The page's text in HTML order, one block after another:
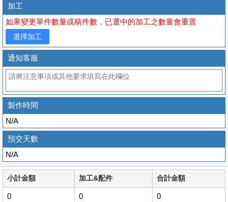
加工
如果變更單件數量或稿件數，已選中的加工之數量會重置
選擇加工
通知客服
製作時間
N/A
預交天數
N/A
小計金額 加工&配件 合計金額
0 0 0